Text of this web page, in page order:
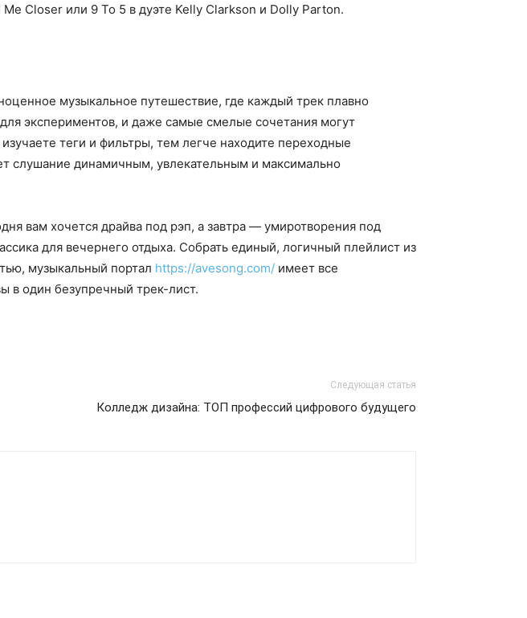
Closer или 9 To 5 в дуэте Kelly Clarkson и Dolly Parton.
музыкальное путешествие, где каждый трек плавно
экспериментов, и даже самые смелые сочетания могут
теги и фильтры, тем легче находите переходные
слушание динамичным, увлекательным и максимально
вам хочется драйва под рэп, а завтра — умиротворения под
для вечернего отдыха. Собрать единый, логичный плейлист из
музыкальный портал https://avesong.com/ имеет все
в один безупречный трек-лист.
Следующая статья
Колледж дизайна: ТОП профессий цифрового будущего